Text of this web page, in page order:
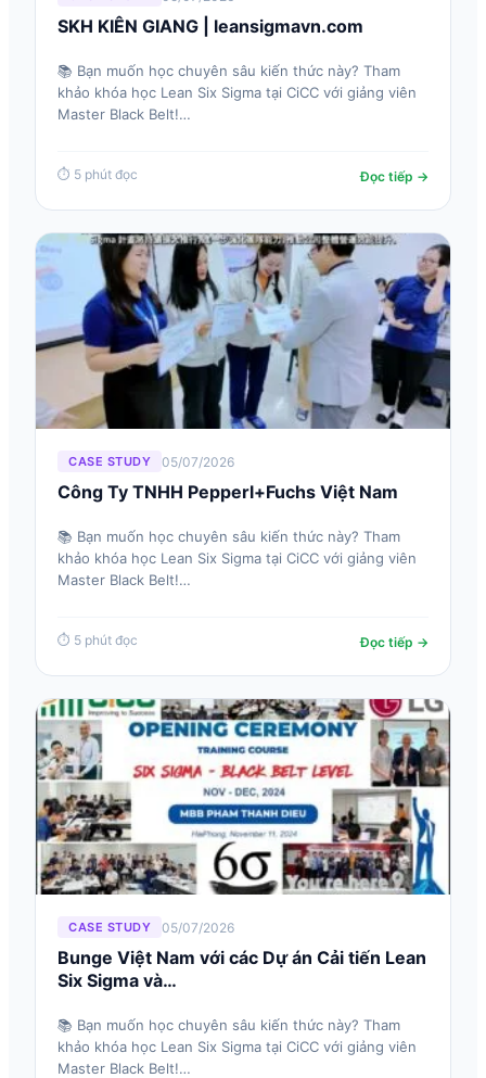
SKH KIÊN GIANG | leansigmavn.com
📚 Bạn muốn học chuyên sâu kiến thức này? Tham
khảo khóa học Lean Six Sigma tại CiCC với giảng viên
Master Black Belt!…
⏱ 5 phút đọc Đọc tiếp →
CASE STUDY 05/07/2026
Công Ty TNHH Pepperl+Fuchs Việt Nam
📚 Bạn muốn học chuyên sâu kiến thức này? Tham
khảo khóa học Lean Six Sigma tại CiCC với giảng viên
Master Black Belt!…
⏱ 5 phút đọc Đọc tiếp →
CASE STUDY 05/07/2026
Bunge Việt Nam với các Dự án Cải tiến Lean
Six Sigma và…
📚 Bạn muốn học chuyên sâu kiến thức này? Tham
khảo khóa học Lean Six Sigma tại CiCC với giảng viên
Master Black Belt!…